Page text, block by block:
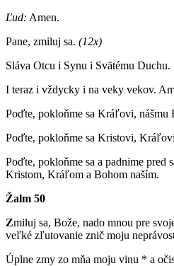
Ľud: Amen.
Pane, zmiluj sa. (12x)
Sláva Otcu i Synu i Svätému Duchu.
I teraz i vždycky i na veky vekov.
Poďte, pokloňme sa Kráľovi, nášmu
Poďte, pokloňme sa Kristovi,
Poďte, pokloňme sa a padnime pred
Kristom, Kráľom a Bohom naším.
Žalm 50
Zmiluj sa, Bože, nado mnou pre
veľké zľutovanie znič moju
Úplne zmy zo mňa moju vinu * a